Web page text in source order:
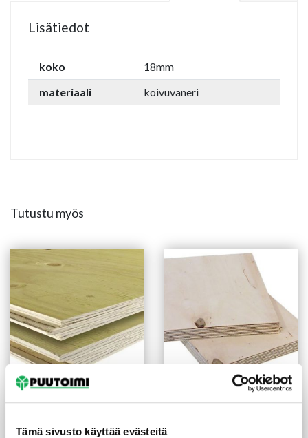
Tämä sivusto käyttää evästeitä
Lisätiedot
koko
18mm
materiaali
koivuvaneri
Tutustu myös
Havuvanerisoiro TG4
24,00 €/kpl(16,67 €/m²)
Koivuvaneri kilo-laatu 24